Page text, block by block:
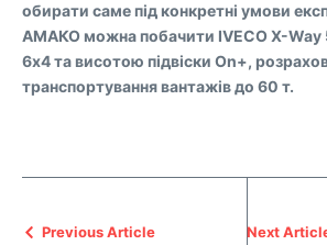
обирати саме під конкретні умови
АМАКО можна побачити IVECO X-Way
6х4 та висотою підвіски On+,
транспортування вантажів до 60 т.
Previous Article Next